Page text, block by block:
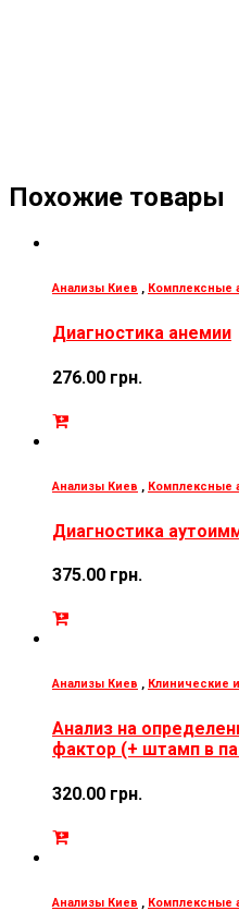
Похожие товары
Анализы Киев , Комплексные
Диагностика анемии
276.00 грн.
Анализы Киев , Комплексные
Диагностика
375.00 грн.
Анализы Киев , Клинические
Анализ на
фактор (+ штамп в
320.00 грн.
Анализы Киев , Комплексные